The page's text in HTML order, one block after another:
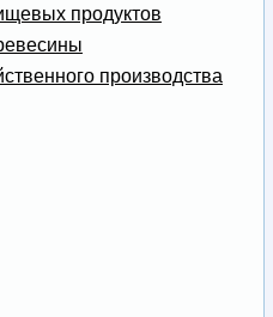
продуктов
производства